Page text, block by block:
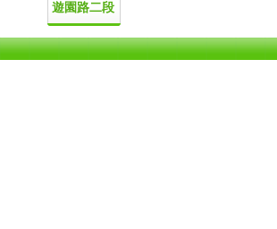
遊園路二段